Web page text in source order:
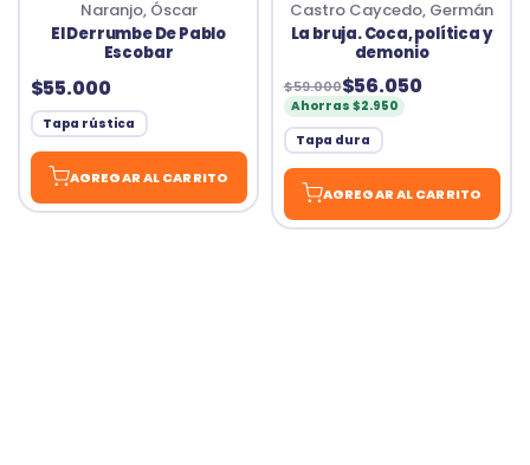
Naranjo, Óscar
El Derrumbe De Pablo
Escobar
$55.000
Tapa rústica
AGREGAR AL CARRITO
Castro Caycedo, Germán
La bruja. Coca, política y
demonio
$59.000$56.050
Ahorras $2.950
Tapa dura
AGREGAR AL CARRITO